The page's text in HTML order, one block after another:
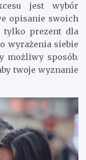
jest wybór
opisanie swoich
tylko prezent dla
wyrażenia siebie
możliwy sposób.
twoje wyznanie